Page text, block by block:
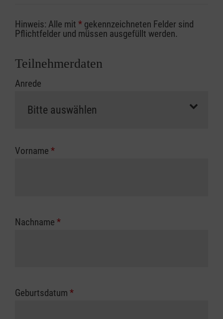
Sofern Sie ein Kostenübernahmeverfahren
Ihrer Berufsgenossenschaft / Unfallkasse
Abrechnungsunterlagen spätestens zu
erfolgt eine Abrechnung der vollen Kursgebühr
Die notwendigen Formulare für die
zuständigen Berufsgenossenschaft oder
Hinweis: Alle mit * gekennzeichneten Felder sind
Pflichtfelder und müssen ausgefüllt werden.
Teilnehmerdaten
Anrede
Vorname *
Nachname *
Geburtsdatum *